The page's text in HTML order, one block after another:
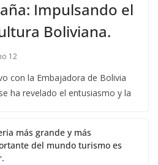
Impulsando el
Boliviana.
12
con la Embajadora de Bolivia
ha revelado el entusiasmo y la
más grande y más
del mundo turismo es